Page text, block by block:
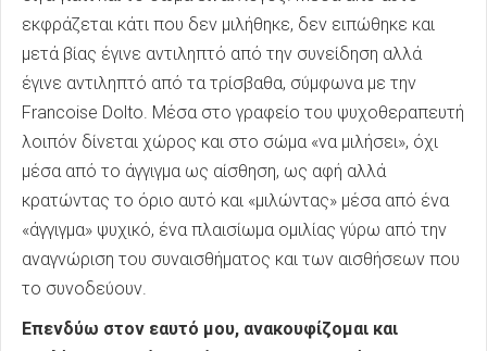
εκφράζεται κάτι που δεν μιλήθηκε, δεν ειπώθηκε και
μετά βίας έγινε αντιληπτό από την συνείδηση αλλά
έγινε αντιληπτό από τα τρίσβαθα, σύμφωνα με την
Francoise Dolto. Μέσα στο γραφείο του ψυχοθεραπευτή
λοιπόν δίνεται χώρος και στο σώμα «να μιλήσει», όχι
μέσα από το άγγιγμα ως αίσθηση, ως αφή αλλά
κρατώντας το όριο αυτό και «μιλώντας» μέσα από ένα
«άγγιγμα» ψυχικό, ένα πλαισίωμα ομιλίας γύρω από την
αναγνώριση του συναισθήματος και των αισθήσεων που
το συνοδεύουν.
Επενδύω στον εαυτό μου, ανακουφίζομαι και